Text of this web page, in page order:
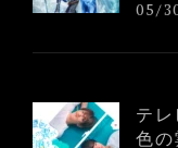
05/
テ
色の